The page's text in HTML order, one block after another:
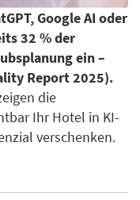
Google AI oder
32 % der
ein –
Report 2025).
die
Ihr Hotel in KI-
verschenken.